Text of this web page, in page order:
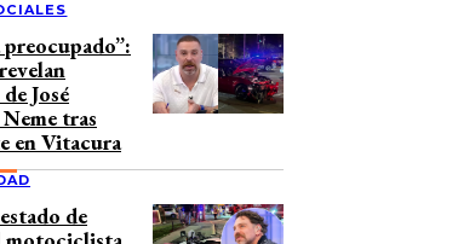
José
tras
en Vitacura
de